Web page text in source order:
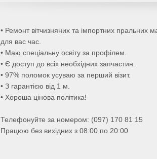
• Ремонт вітчизняних та імпортних пральних
для вас час.
• Маю спеціальну освіту за профілем.
• Є доступ до всіх необхідних запчастин.
• 97% поломок усуваю за перший візит.
• З гарантією від 1 м.
• Хороша цінова політика!
Телефонуйте за номером: (097) 170 81 15
Працюю без вихідних з 08:00 по 20:00